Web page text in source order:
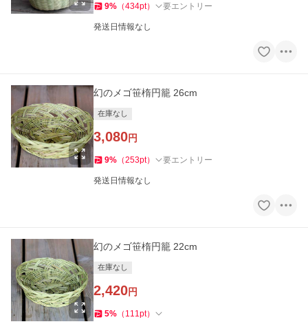
9% （434pt） 要エントリー
発送日情報なし
幻のメゴ笹楕円籠 26cm
在庫なし
3,080円
9% （253pt） 要エントリー
発送日情報なし
幻のメゴ笹楕円籠 22cm
在庫なし
2,420円
5% （ 111pt）